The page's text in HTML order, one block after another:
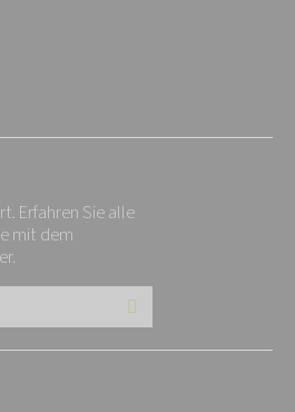
Erfahren Sie alle
mit dem